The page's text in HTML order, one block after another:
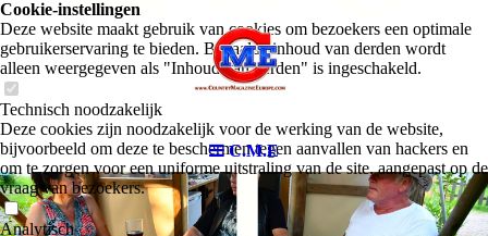
C.M.E
Cookie-instellingen
Deze website maakt gebruik van cookies om bezoekers een optimale
gebruikerservaring te bieden. Bepaalde inhoud van derden wordt
alleen weergegeven als "Inhoud van derden" is ingeschakeld.
Technisch noodzakelijk
Deze cookies zijn noodzakelijk voor de werking van de website,
bijvoorbeeld om deze te beschermen tegen aanvallen van hackers en
om te zorgen voor een uniforme uitstraling van de site, aangepast op de
vraag van bezoekers.
Analytisch